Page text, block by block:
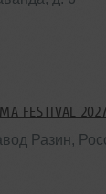
FESTIVAL
Разин,